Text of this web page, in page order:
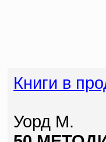
Книги в
Уорд М.